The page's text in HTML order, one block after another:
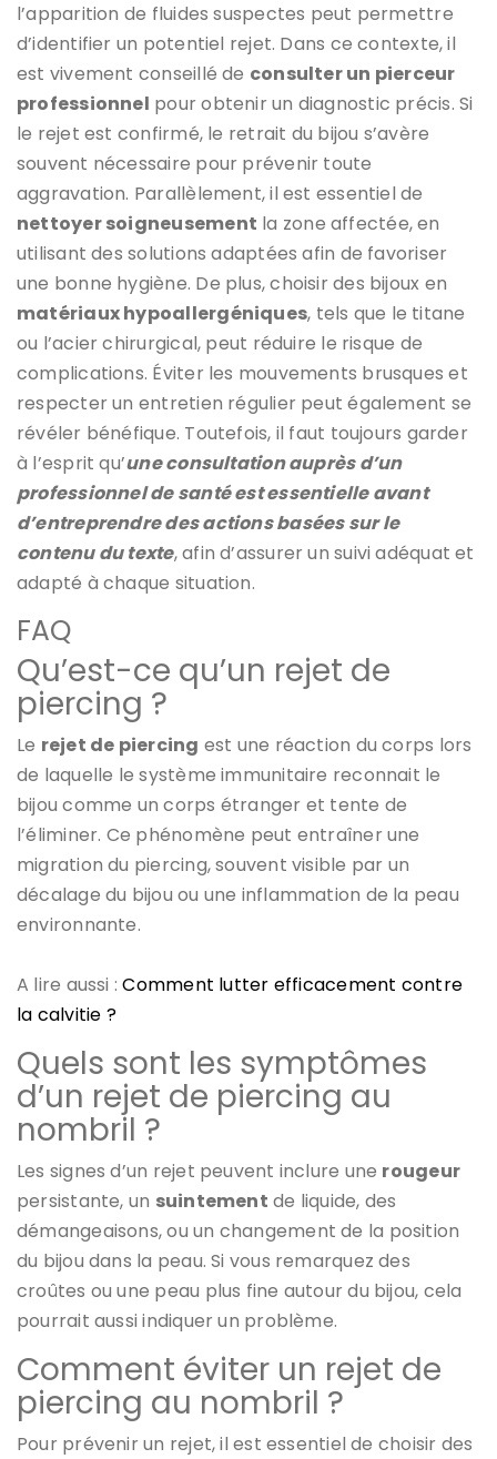
l’apparition de fluides suspectes peut permettre
d’identifier un potentiel rejet. Dans ce contexte, il
est vivement conseillé de consulter un pierceur
professionnel pour obtenir un diagnostic précis. Si
le rejet est confirmé, le retrait du bijou s’avère
souvent nécessaire pour prévenir toute
aggravation. Parallèlement, il est essentiel de
nettoyer soigneusement la zone affectée, en
utilisant des solutions adaptées afin de favoriser
une bonne hygiène. De plus, choisir des bijoux en
matériaux hypoallergéniques, tels que le titane
ou l’acier chirurgical, peut réduire le risque de
complications. Éviter les mouvements brusques et
respecter un entretien régulier peut également se
révéler bénéfique. Toutefois, il faut toujours garder
à l’esprit qu’une consultation auprès d’un
professionnel de santé est essentielle avant
d’entreprendre des actions basées sur le
contenu du texte, afin d’assurer un suivi adéquat et
adapté à chaque situation.
FAQ
Qu’est-ce qu’un rejet de
piercing ?
Le rejet de piercing est une réaction du corps lors
de laquelle le système immunitaire reconnait le
bijou comme un corps étranger et tente de
l’éliminer. Ce phénomène peut entraîner une
migration du piercing, souvent visible par un
décalage du bijou ou une inflammation de la peau
environnante.
A lire aussi :Comment lutter efficacement contre
la calvitie ?
Quels sont les symptômes
d’un rejet de piercing au
nombril ?
Les signes d’un rejet peuvent inclure une rougeur
persistante, un suintement de liquide, des
démangeaisons, ou un changement de la position
du bijou dans la peau. Si vous remarquez des
croûtes ou une peau plus fine autour du bijou, cela
pourrait aussi indiquer un problème.
Comment éviter un rejet de
piercing au nombril ?
Pour prévenir un rejet, il est essentiel de choisir des